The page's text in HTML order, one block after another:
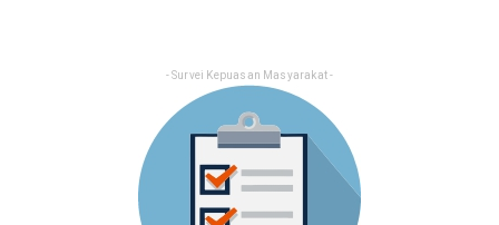
- Survei Kepuasan Masyarakat -